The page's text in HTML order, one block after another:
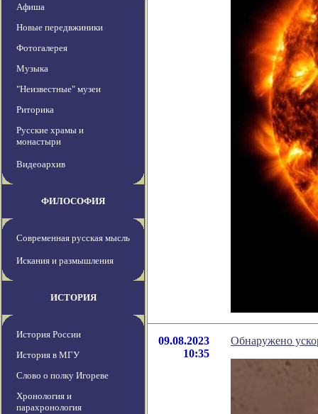
Афиша
Новые передвжиники
Фотогалерея
Музыка
"Неизвестные" музеи
Риторика
Русские храмы и
монастыри
Видеоархив
ФИЛОСОФИЯ
Современная русская мысль
Искания и размышления
ИСТОРИЯ
История России
История в МГУ
Слово о полку Игореве
Хронология и
парахронология
09.08.2023
10:35
Обнаружено